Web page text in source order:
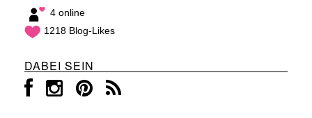
4 online
1218 Blog-Likes
DABEI SEIN